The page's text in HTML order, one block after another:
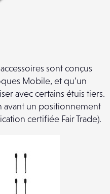
sont conçus
Mobile, et qu’un
avec certains étuis tiers.
avant un positionnement
certifiée Fair Trade).